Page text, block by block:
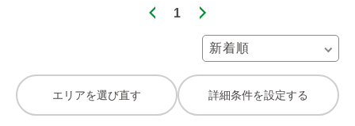
1
エリアを選び直す 詳細条件を設定する